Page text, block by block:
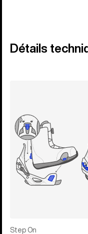
Détails
Step On